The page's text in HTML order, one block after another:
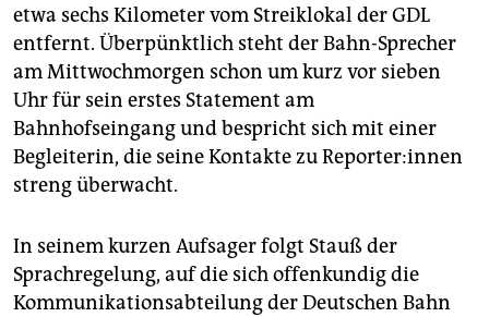
etwa sechs Kilometer vom Streiklokal der GDL
entfernt. Überpünktlich steht der Bahn-Sprecher
am Mittwochmorgen schon um kurz vor sieben
Uhr für sein erstes Statement am
Bahnhofseingang und bespricht sich mit einer
Begleiterin, die seine Kontakte zu Re­por­te­r:in­nen
streng überwacht.
In seinem kurzen Aufsager folgt Stauß der
Sprachregelung, auf die sich offenkundig die
Kommunikationsabteilung der Deutschen Bahn